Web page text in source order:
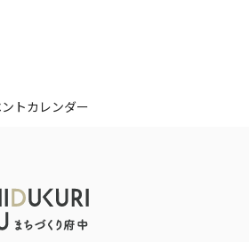
トカレンダー